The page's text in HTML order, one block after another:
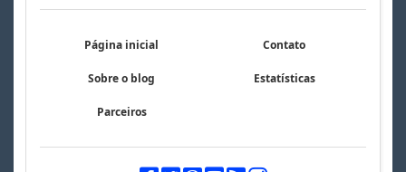
Página inicial Contato
Sobre o blog Estatísticas
Parceiros